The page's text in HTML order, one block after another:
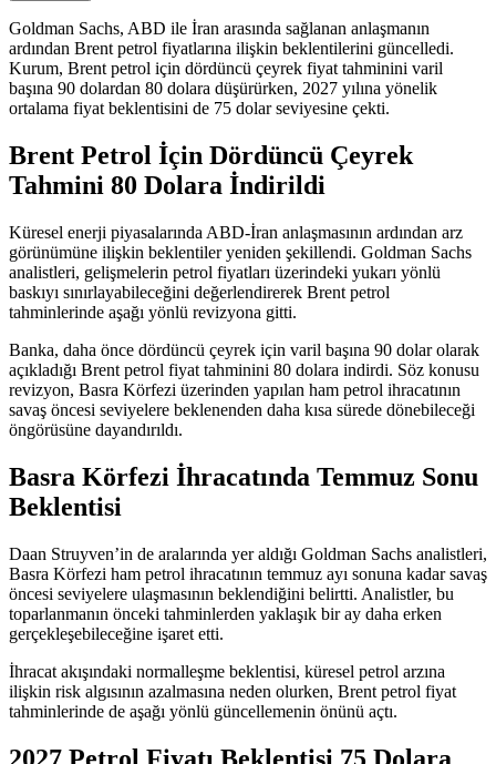
Goldman Sachs, ABD ile İran arasında sağlanan anlaşmanın
ardından Brent petrol fiyatlarına ilişkin beklentilerini güncelledi.
Kurum, Brent petrol için dördüncü çeyrek fiyat tahminini varil
başına 90 dolardan 80 dolara düşürürken, 2027 yılına yönelik
ortalama fiyat beklentisini de 75 dolar seviyesine çekti.
Brent Petrol İçin Dördüncü Çeyrek
Tahmini 80 Dolara İndirildi
Küresel enerji piyasalarında ABD-İran anlaşmasının ardından arz
görünümüne ilişkin beklentiler yeniden şekillendi. Goldman Sachs
analistleri, gelişmelerin petrol fiyatları üzerindeki yukarı yönlü
baskıyı sınırlayabileceğini değerlendirerek Brent petrol
tahminlerinde aşağı yönlü revizyona gitti.
Banka, daha önce dördüncü çeyrek için varil başına 90 dolar olarak
açıkladığı Brent petrol fiyat tahminini 80 dolara indirdi. Söz konusu
revizyon, Basra Körfezi üzerinden yapılan ham petrol ihracatının
savaş öncesi seviyelere beklenenden daha kısa sürede dönebileceği
öngörüsüne dayandırıldı.
Basra Körfezi İhracatında Temmuz Sonu
Beklentisi
Daan Struyven’in de aralarında yer aldığı Goldman Sachs analistleri,
Basra Körfezi ham petrol ihracatının temmuz ayı sonuna kadar savaş
öncesi seviyelere ulaşmasının beklendiğini belirtti. Analistler, bu
toparlanmanın önceki tahminlerden yaklaşık bir ay daha erken
gerçekleşebileceğine işaret etti.
İhracat akışındaki normalleşme beklentisi, küresel petrol arzına
ilişkin risk algısının azalmasına neden olurken, Brent petrol fiyat
tahminlerinde de aşağı yönlü güncellemenin önünü açtı.